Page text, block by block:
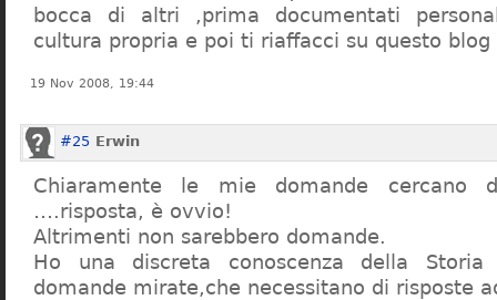
bocca di altri ,prima documentati
cultura propria e poi ti riaffacci su questo blog
19 Nov 2008, 19:44
#25 Erwin
Chiaramente le mie domande cercano
….risposta, è ovvio!
Altrimenti non sarebbero domande.
Ho una discreta conoscenza della
domande mirate,che necessitano di risposte